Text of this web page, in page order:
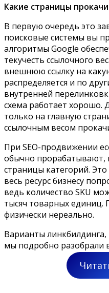
Какие страницы
В первую очередь это
поисковые системы вы
алгоритмы Google
текучесть ссылочного
внешнюю ссылку на
распределяется и по
внутренней
схема работает хорошо.
только на главную
ссылочным весом
При SEO-продвижении
обычно прорабатывают,
страницы категорий.
весь ресурс бизнесу
ведь количество SKU
тысяч товарных единиц.
физически нереально.
Варианты
мы подробно разобрали